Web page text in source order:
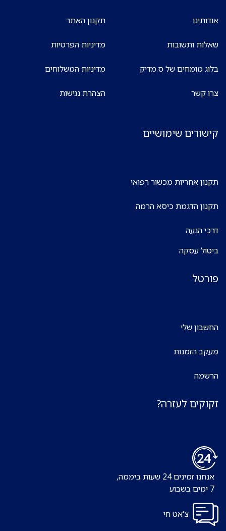
אודותינו
שאלות ותשובות
בלוג מומחים של ס.מדיק
צרו קשר
תקנון האתר
מדיניות הפרטיות
מדיניות המשלוחים
הצהרת נגישות
קישורים שימושיים
תקנון אחריות מכשור רפואי
תקנון הדגמת כיסא הרמה
דרכי הגעה
ביטול עסקה
פורטל
החשבון שלי
מעקב הזמנות
הרשמה
זקוקים לעזרה?
אנחנו זמינים 24 שעות ביממה,
צ'אט חי